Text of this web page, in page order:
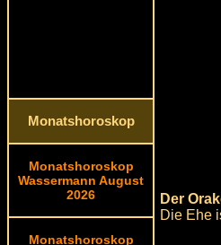
Monatshoroskop
Monatshoroskop
Wassermann August
2026
Monatshoroskop
Der
Die Ehe